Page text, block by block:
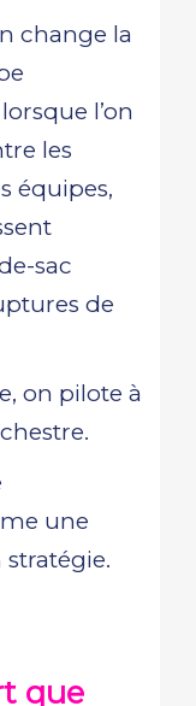
change la
l’on
les
équipes,
sac
de
on pilote à
une
que